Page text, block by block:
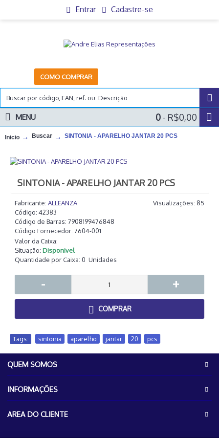
Entrar Cadastre-se
COMO COMPRAR
0 - R$0,00
MENU
Inicio Buscar SINTONIA - APARELHO JANTAR 20 PCS
SINTONIA - APARELHO JANTAR 20 PCS
Visualizações: 85
Fabricante: ALLEANZA
Código: 42383
Código de Barras: 7908199476848
Código Fornecedor: 7604-001
Valor da Caixa:
Situação: Disponivel
Quantidade por Caixa: 0 Unidades
- +
COMPRAR
Tags: sintonia aparelho jantar 20 pcs
QUEM SOMOS
INFORMAÇÕES
AREA DO CLIENTE